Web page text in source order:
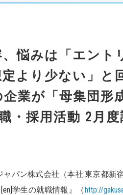
悩みは「エント
より少ない」と
業が「母集団形
・採用活動 2月
パン株式会社（本社:東京都新
学生の就職情報』（http://